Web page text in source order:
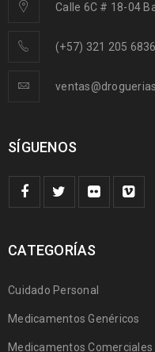
Calle 6C # 18-04
(+57) 321 205 6836
SÍGUENOS
CATEGORÍAS
Cuidado Personal
Medicamentos Genéricos
Medicamentos Comerciales